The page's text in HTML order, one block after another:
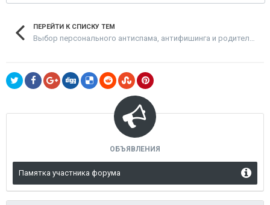
ПЕРЕЙТИ К СПИСКУ ТЕМ
ОБЪЯВЛЕНИЯ
Памятка участника форума